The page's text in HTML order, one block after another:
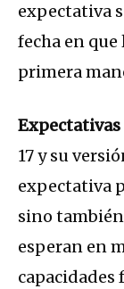
expectativa
fecha en
primera
17 y su
expectativa
sino
esperan en
capacidades